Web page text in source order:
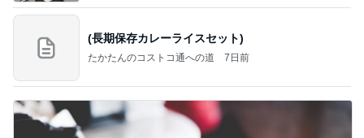
(長期保存カレーライスセット)
たかたんのコストコ通への道 7日前